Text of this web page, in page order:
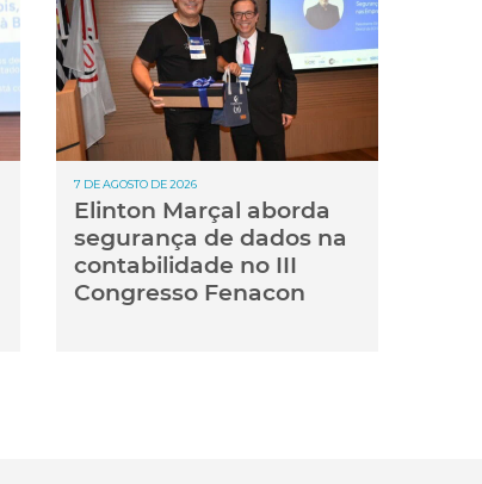
7 DE AGOSTO DE 2026
Elinton Marçal aborda
segurança de dados na
contabilidade no III
Congresso Fenacon